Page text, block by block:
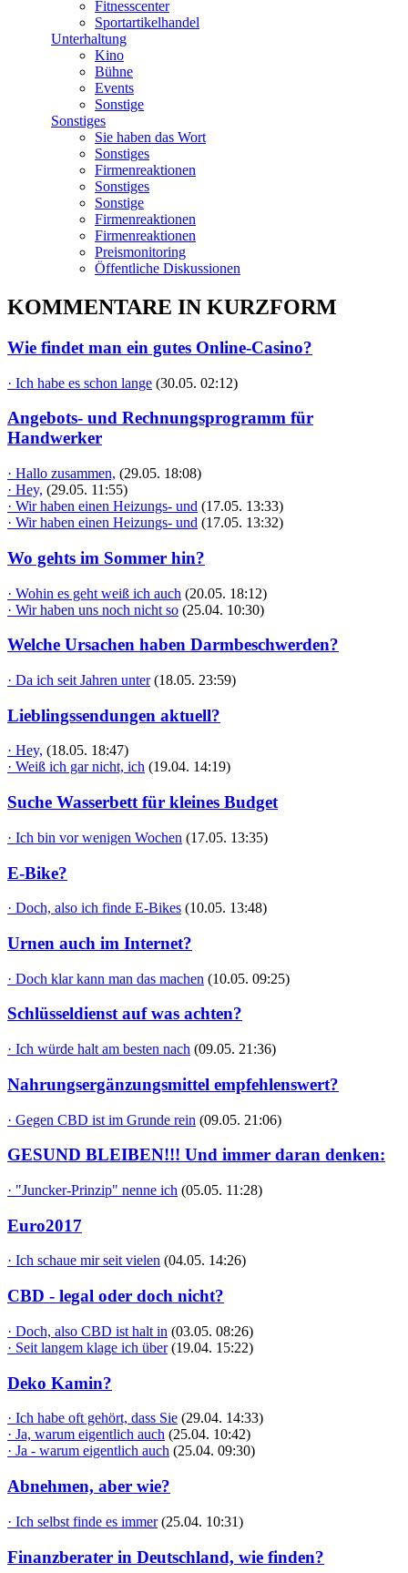
Fitnesscenter
Sportartikelhandel
Unterhaltung
Kino
Bühne
Events
Sonstige
Sonstiges
Sie haben das Wort
Sonstiges
Firmenreaktionen
Sonstiges
Sonstige
Firmenreaktionen
Firmenreaktionen
Preismonitoring
Öffentliche Diskussionen
KOMMENTARE IN KURZFORM
Wie findet man ein gutes Online-Casino?
· Ich habe es schon lange (30.05. 02:12)
Angebots- und Rechnungsprogramm für
Handwerker
· Hallo zusammen, (29.05. 18:08)
· Hey, (29.05. 11:55)
· Wir haben einen Heizungs- und (17.05. 13:33)
· Wir haben einen Heizungs- und (17.05. 13:32)
Wo gehts im Sommer hin?
· Wohin es geht weiß ich auch (20.05. 18:12)
· Wir haben uns noch nicht so (25.04. 10:30)
Welche Ursachen haben Darmbeschwerden?
· Da ich seit Jahren unter (18.05. 23:59)
Lieblingssendungen aktuell?
· Hey, (18.05. 18:47)
· Weiß ich gar nicht, ich (19.04. 14:19)
Suche Wasserbett für kleines Budget
· Ich bin vor wenigen Wochen (17.05. 13:35)
E-Bike?
· Doch, also ich finde E-Bikes (10.05. 13:48)
Urnen auch im Internet?
· Doch klar kann man das machen (10.05. 09:25)
Schlüsseldienst auf was achten?
· Ich würde halt am besten nach (09.05. 21:36)
Nahrungsergänzungsmittel empfehlenswert?
· Gegen CBD ist im Grunde rein (09.05. 21:06)
GESUND BLEIBEN!!! Und immer daran denken:
· "Juncker-Prinzip" nenne ich (05.05. 11:28)
Euro2017
· Ich schaue mir seit vielen (04.05. 14:26)
CBD - legal oder doch nicht?
· Doch, also CBD ist halt in (03.05. 08:26)
· Seit langem klage ich über (19.04. 15:22)
Deko Kamin?
· Ich habe oft gehört, dass Sie (29.04. 14:33)
· Ja, warum eigentlich auch (25.04. 10:42)
· Ja - warum eigentlich auch (25.04. 09:30)
Abnehmen, aber wie?
· Ich selbst finde es immer (25.04. 10:31)
Finanzberater in Deutschland, wie finden?